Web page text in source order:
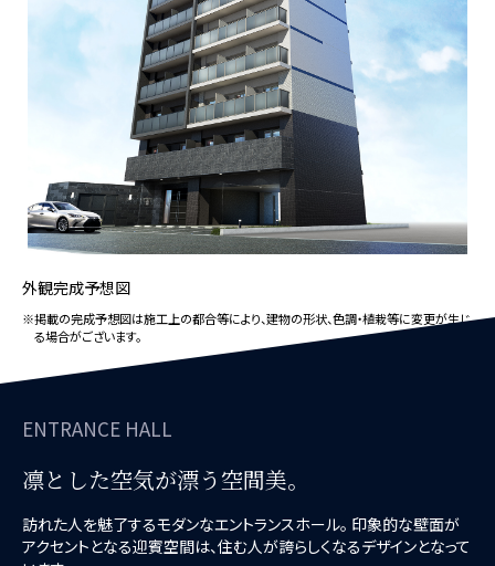
外観完成予想図
※掲載の完成予想図は施工上の都合等により、建物の形状、色調・植栽等に変更が生じ
る場合がございます。
ENTRANCE HALL
凛とした空気が漂う空間美。
訪れた人を魅了するモダンなエントランスホール。 印象的な壁面が
アクセントとなる迎賓空間は、住む人が誇らしくなるデザインとなって